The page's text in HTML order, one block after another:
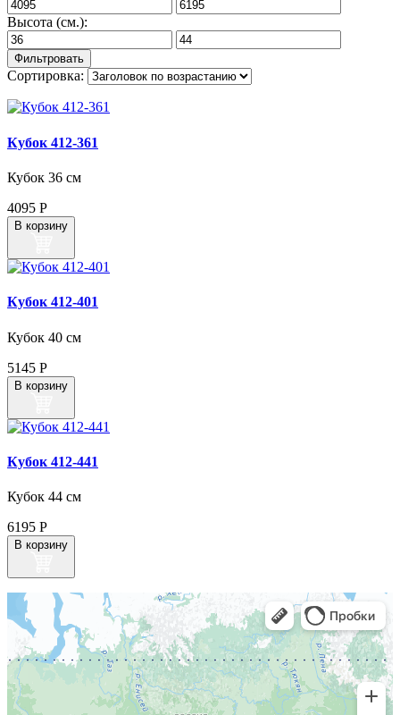
Высота (см.):
Сортировка:
Кубок 412‑361
Кубок 36 см
4095 Р
В корзину
Кубок 412‑401
Кубок 40 см
5145 Р
В корзину
Кубок 412‑441
Кубок 44 см
6195 Р
В корзину